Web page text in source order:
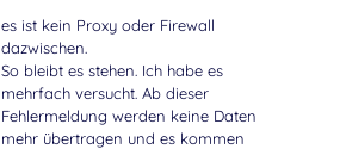
es ist kein Proxy oder Firewall
dazwischen.
So bleibt es stehen. Ich habe es
mehrfach versucht. Ab dieser
Fehlermeldung werden keine Daten
mehr übertragen und es kommen